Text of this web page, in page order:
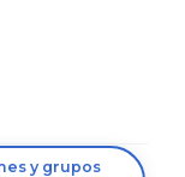
y grupos